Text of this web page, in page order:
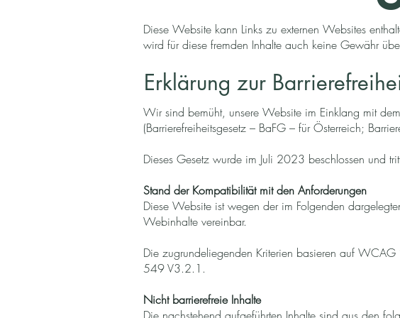
Diese Website kann Links zu externen Websites
wird für diese fremden Inhalte auch keine Gewähr
Erklärung zur
Wir sind bemüht, unsere Website im Einklang mit
(Barrierefreiheitsgesetz – BaFG – für Österreich;
Dieses Gesetz wurde im Juli 2023 beschlossen und
Stand der Kompatibilität mit den Anforderungen
Diese Website ist wegen der im Folgenden
Webinhalte vereinbar.
Die zugrundeliegenden Kriterien basieren auf
549 V3.2.1.
Nicht barrierefreie Inhalte